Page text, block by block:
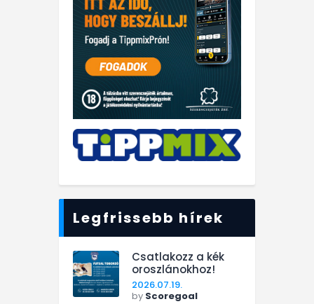
Legfrissebb hírek
Csatlakozz a kék
oroszlánokhoz!
2026.07.19.
by Scoregoal